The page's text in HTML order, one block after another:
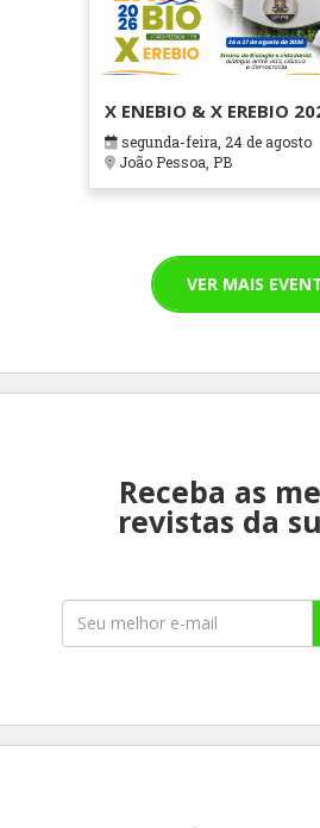
X ENEBIO & X EREBIO
segunda-feira, 24 de agosto
João Pessoa, PB
VER MAIS
Receba as
revistas da